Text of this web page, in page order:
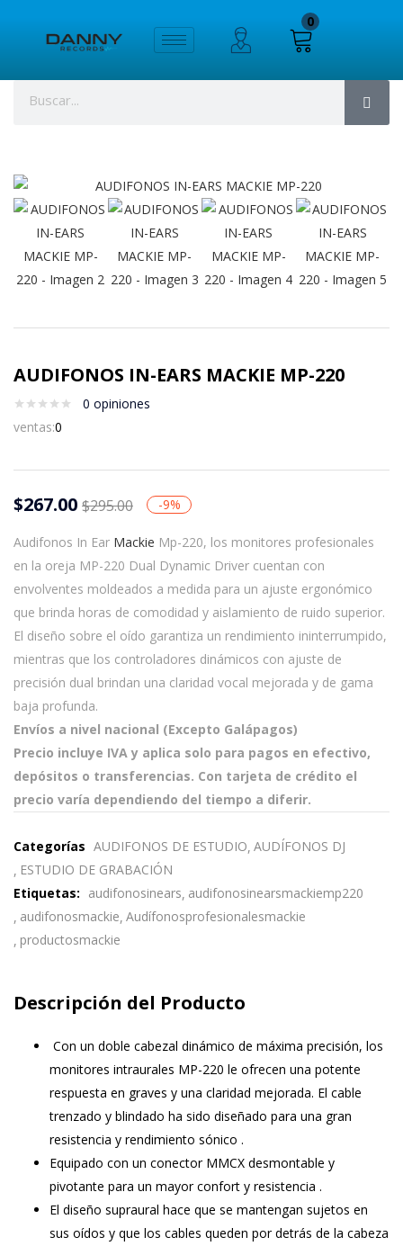
0
AUDIFONOS IN-EARS MACKIE MP-220
0 opiniones
ventas:0
$267.00 $295.00 -9%
Audifonos In Ear Mackie Mp-220, los monitores profesionales
en la oreja MP-220 Dual Dynamic Driver cuentan con
envolventes moldeados a medida para un ajuste ergonómico
que brinda horas de comodidad y aislamiento de ruido superior.
El diseño sobre el oído garantiza un rendimiento ininterrumpido,
mientras que los controladores dinámicos con ajuste de
precisión dual brindan una claridad vocal mejorada y de gama
baja profunda.
Envíos a nivel nacional (Excepto Galápagos)
Precio incluye IVA y aplica solo para pagos en efectivo,
depósitos o transferencias. Con tarjeta de crédito el
precio varía dependiendo del tiempo a diferir.
Categorías AUDIFONOS DE ESTUDIO AUDÍFONOS DJ
ESTUDIO DE GRABACIÓN
Etiquetas: audifonosinears audifonosinearsmackiemp220
audifonosmackie Audífonosprofesionalesmackie
productosmackie
Descripción del Producto
Con un doble cabezal dinámico de máxima precisión, los
monitores intraurales MP-220 le ofrecen una potente
respuesta en graves y una claridad mejorada. El cable
trenzado y blindado ha sido diseñado para una gran
resistencia y rendimiento sónico .
Equipado con un conector MMCX desmontable y
pivotante para un mayor confort y resistencia .
El diseño supraural hace que se mantengan sujetos en
sus oídos y que los cables queden por detrás de la cabeza